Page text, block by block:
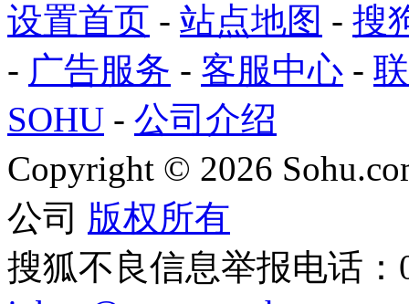
设置首页 - 站点地图 - 搜
- 广告服务 - 客服中心 -
SOHU - 公司介绍
Copyright © 2026
公司 版权所有
搜狐不良信息举报电话：